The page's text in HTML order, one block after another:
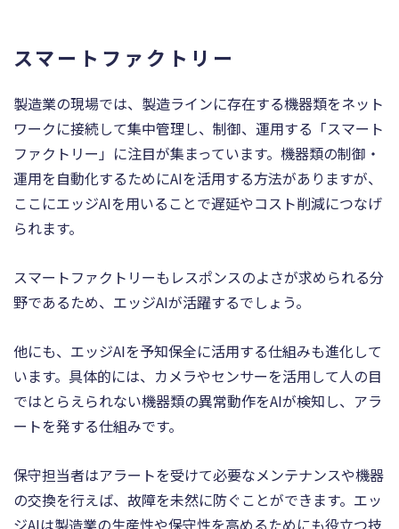
スマートファクトリー
製造業の現場では、製造ラインに存在する機器類をネット
ワークに接続して集中管理し、制御、運用する「スマート
ファクトリー」に注目が集まっています。機器類の制御・
運用を自動化するためにAIを活用する方法がありますが、
ここにエッジAIを用いることで遅延やコスト削減につなげ
られます。
スマートファクトリーもレスポンスのよさが求められる分
野であるため、エッジAIが活躍するでしょう。
他にも、エッジAIを予知保全に活用する仕組みも進化して
います。具体的には、カメラやセンサーを活用して人の目
ではとらえられない機器類の異常動作をAIが検知し、アラ
ートを発する仕組みです。
保守担当者はアラートを受けて必要なメンテナンスや機器
の交換を行えば、故障を未然に防ぐことができます。エッ